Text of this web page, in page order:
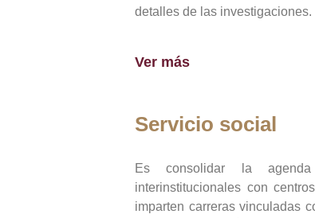
detalles de las investigaciones.
Ver más
Servicio social
Es consolidar la
interinstitucionales con
imparten carreras vinculadas